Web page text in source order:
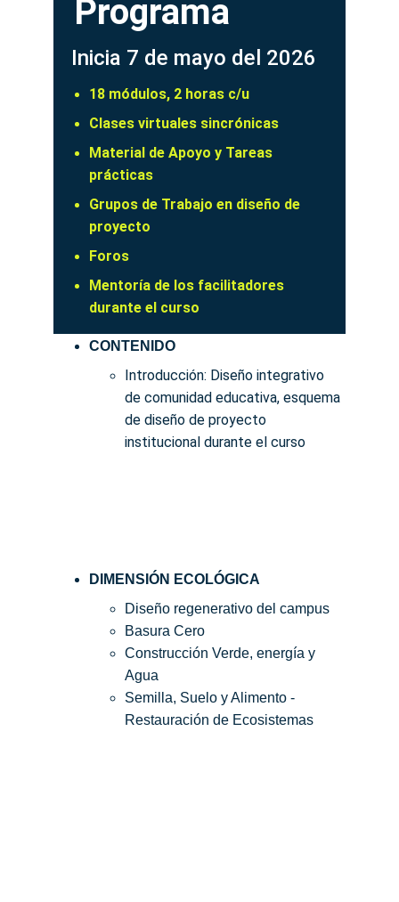
18 módulos, 2 horas c/u
Clases virtuales sincrónicas
Material de Apoyo y Tareas
prácticas
Grupos de Trabajo en diseño de
proyecto
Foros
Mentoría de los facilitadores
durante el curso
Inicia 7 de mayo del 2026
Programa
CONTENIDO
Introducción: Diseño integrativo
de comunidad educativa, esquema
de diseño de proyecto
institucional durante el curso
DIMENSIÓN ECOLÓGICA
Diseño regenerativo del campus
Basura Cero
Construcción Verde, energía y
Agua
Semilla, Suelo y Alimento -
Restauración de Ecosistemas